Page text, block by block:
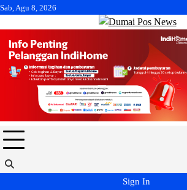
Skip
Sab, Agu 8, 2026
Sign In